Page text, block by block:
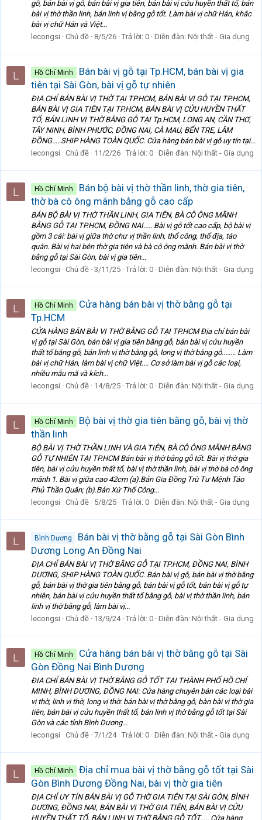
gỗ, bán bài vị gỗ, bán bài vị gia tiên, bán bài vị cửu huyền thất tổ, bán
bài vị thờ thần linh, bán linh vị bằng gỗ tốt. Làm bài vị chữ Hán, khắc
bài vị chữ Hán và Việt...
lecongsi
Chủ đề 8/5/26 Trả lời: 0 Diễn đàn: Nội thất - Gia dụng
L Hồ Chí Minh
Bán bài vị gỗ tại Tp.HCM, bán bài vị gia
tiên tại Sài Gòn, bài vị gỗ tự nhiên
ĐỊA CHỈ BÁN BÀI VỊ THỜ TẠI TP.HCM, BÁN BÀI VỊ GỖ TẠI TP.HCM,
BÁN BÀI VỊ GIA TIÊN TẠI TP.HCM, BÁN BÀI VỊ CỬU HUYỀN THẤT
TỔ, BÁN LINH VỊ THỜ BẰNG GỖ TẠI Tp.HCM, LONG AN, CẦN THƠ,
TÂY NINH, BÌNH PHƯỚC, ĐỒNG NAI, CÀ MAU, BẾN TRE, LÂM
ĐỒNG.....SHIP HÀNG TOÀN QUỐC. Cửa hàng bán bài vị gỗ uy tín tại...
lecongsi
Chủ đề 11/2/26 Trả lời: 0 Diễn đàn: Nội thất - Gia dụng
L Hồ Chí Minh
Bán bộ bài vị thờ thần linh, thờ gia tiên,
thờ bà cô ông mãnh bằng gỗ cao cấp
BÁN BỘ BÀI VỊ THỜ THẦN LINH, GIA TIÊN, BÀ CÔ ÔNG MÃNH
BẰNG GỖ TẠI TP.HCM, ĐỒNG NAI..... Bài vị gỗ tốt cao cấp, bộ bài vị
gồm 3 cái: bài vị giữa thờ chư vị thần linh, thổ công, thổ địa, táo
quân. Bài vị hai bên thờ gia tiên và bà cô ông mãnh. Bán bài vị thờ
bằng gỗ tại Sài Gòn, bài vị gia tiên...
lecongsi
Chủ đề 3/11/25 Trả lời: 0 Diễn đàn: Nội thất - Gia dụng
L Hồ Chí Minh
Cửa hàng bán bài vị thờ bằng gỗ tại
Tp.HCM
CỬA HÀNG BÁN BÀI VỊ THỜ BẰNG GỖ TẠI TP.HCM Địa chỉ bán bài
vị gỗ tại Sài Gòn, bán bài vị gia tiên bằng gỗ, bán bài vị cửu huyền
thất tổ bằng gỗ, bán linh vị thờ bằng gỗ, long vị thờ bằng gỗ........ Làm
bài vị chữ Hán, làm bài vị chữ Việt.... Cơ sở làm bài vị gỗ các loại,
nhiều mẫu mã và kích...
lecongsi
Chủ đề 14/8/25 Trả lời: 0 Diễn đàn: Nội thất - Gia dụng
L Hồ Chí Minh
Bộ bài vị thờ gia tiên bằng gỗ, bài vị thờ
thần linh
BỘ BÀI VỊ THỜ THẦN LINH VÀ GIA TIÊN, BÀ CÔ ÔNG MÃNH BẰNG
GỖ TỰ NHIÊN TẠI TP.HCM Bán bài vị thờ bằng gỗ tốt. Bài vị thờ gia
tiên, bài vị cửu huyền thất tổ, bài vị thờ thần linh, bài vị thờ bà cô ông
mãnh 1. Bài vị giữa cao 42cm (a).Bản Gia Đồng Trù Tư Mệnh Táo
Phủ Thần Quân; (b).Bản Xứ Thổ Công...
lecongsi
Chủ đề 5/8/25 Trả lời: 0 Diễn đàn: Nội thất - Gia dụng
L Bình Dương
Bán bài vị thờ bằng gỗ tại Sài Gòn Bình
Dương Long An Đồng Nai
ĐỊA CHỈ BÁN BÀI VỊ THỜ BẰNG GỖ TẠI TP.HCM, ĐỒNG NAI, BÌNH
DƯƠNG, SHIP HÀNG TOÀN QUỐC. Bán bài vị gỗ, bán bài vị thờ bằng
gỗ, bán bài vị thờ gia tiên bằng gỗ, bán bài vị gỗ tốt, bán bài vị gỗ tự
nhiên, bán bài vị cửu huyền thất tổ bằng gỗ, bài vị thờ thần linh, bán
linh vị thờ bằng gỗ, làm bài vị...
lecongsi
Chủ đề 13/9/24 Trả lời: 0 Diễn đàn: Nội thất - Gia dụng
L Hồ Chí Minh
Cửa hàng bán bài vị thờ bằng gỗ tại Sài
Gòn Đồng Nai Bình Dương
ĐỊA CHỈ BÁN BÀI VỊ THỜ BẰNG GỖ TỐT TẠI THÀNH PHỐ HỒ CHÍ
MINH, BÌNH DƯƠNG, ĐỒNG NAI: Cửa hàng chuyên bán các loại bài
vị thờ, linh vị thờ, long vị thờ: bán bài vị thờ bằng gỗ, bàn bài vị thờ gia
tiên, bán bài vị cửu huyền thất tổ, bán linh vị thờ bằng gỗ tốt tại Sài
Gòn và các tỉnh Bình Dương...
lecongsi
Chủ đề 7/1/24 Trả lời: 0 Diễn đàn: Nội thất - Gia dụng
L Hồ Chí Minh
Địa chỉ mua bài vị thờ bằng gỗ tốt tại Sài
Gòn Bình Dương Đồng Nai, bài vị thờ gia tiên
ĐỊA CHỈ UY TÍN BÁN BÀI VỊ GỖ THỜ GIA TIÊN TẠI SÀI GÒN, BÌNH
DƯƠNG, ĐỒNG NAI, BÁN BÀI VỊ THỜ GIA TIÊN, BÁN BÀI VỊ CỬU
HUYỀN THẤT TỔ, BÁN LINH VỊ THỜ BẰNG GỖ TỐT..... Cửa hàng